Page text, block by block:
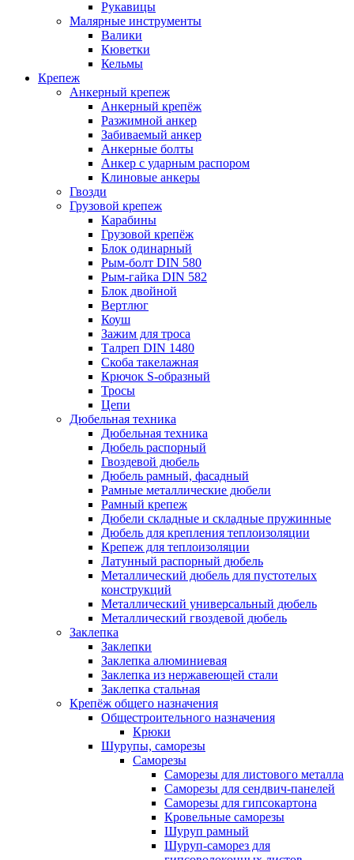
Рукавицы
Малярные инструменты
Валики
Кюветки
Кельмы
Крепеж
Анкерный крепеж
Анкерный крепёж
Разжимной анкер
Забиваемый анкер
Анкерные болты
Анкер с ударным распором
Клиновые анкеры
Гвозди
Грузовой крепеж
Карабины
Грузовой крепёж
Блок одинарный
Рым-болт DIN 580
Рым-гайка DIN 582
Блок двойной
Вертлюг
Коуш
Зажим для троса
Талреп DIN 1480
Скоба такелажная
Крючок S-образный
Тросы
Цепи
Дюбельная техника
Дюбельная техника
Дюбель распорный
Гвоздевой дюбель
Дюбель рамный, фасадный
Рамные металлические дюбели
Рамный крепеж
Дюбели складные и складные пружинные
Дюбель для крепления теплоизоляции
Крепеж для теплоизоляции
Латунный распорный дюбель
Металлический дюбель для пустотелых
конструкций
Металлический универсальный дюбель
Металлический гвоздевой дюбель
Заклепка
Заклепки
Заклепка алюминиевая
Заклепка из нержавеющей стали
Заклепка стальная
Крепёж общего назначения
Общестроительного назначения
Крюки
Шурупы, саморезы
Саморезы
Саморезы для листового металла
Саморезы для сендвич-панелей
Саморезы для гипсокартона
Кровельные саморезы
Шуруп рамный
Шуруп-саморез для